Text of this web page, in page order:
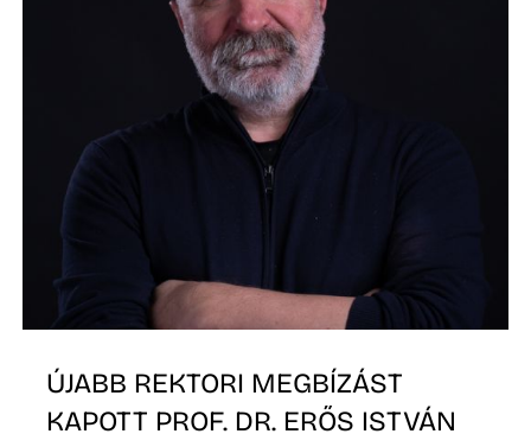
ÚJABB REKTORI MEGBÍZÁST
KAPOTT PROF. DR. ERŐS ISTVÁN